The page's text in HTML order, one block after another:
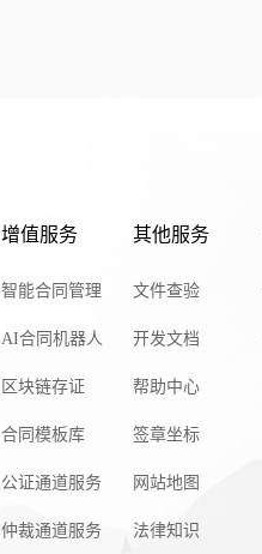
增值服务
智能合同管理
AI合同机器人
区块链存证
合同模板库
公证通道服务
仲裁通道服务
其他服务
文件查验
开发文档
帮助中心
签章坐标
网站地图
法律知识